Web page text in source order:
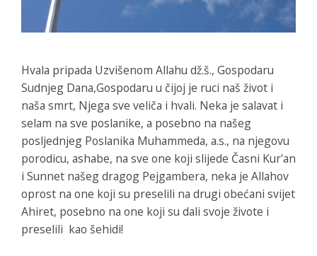
Hvala pripada Uzvišenom Allahu dž.š., Gospodaru
Sudnjeg Dana,Gospodaru u čijoj je ruci naš život i
naša smrt, Njega sve veliča i hvali. Neka je salavat i
selam na sve poslanike, a posebno na našeg
posljednjeg Poslanika Muhammeda, a.s., na njegovu
porodicu, ashabe, na sve one koji slijede Časni Kur'an
i Sunnet našeg dragog Pejgambera, neka je Allahov
oprost na one koji su preselili na drugi obećani svijet
Ahiret, posebno na one koji su dali svoje živote i
preselili kao šehidi!